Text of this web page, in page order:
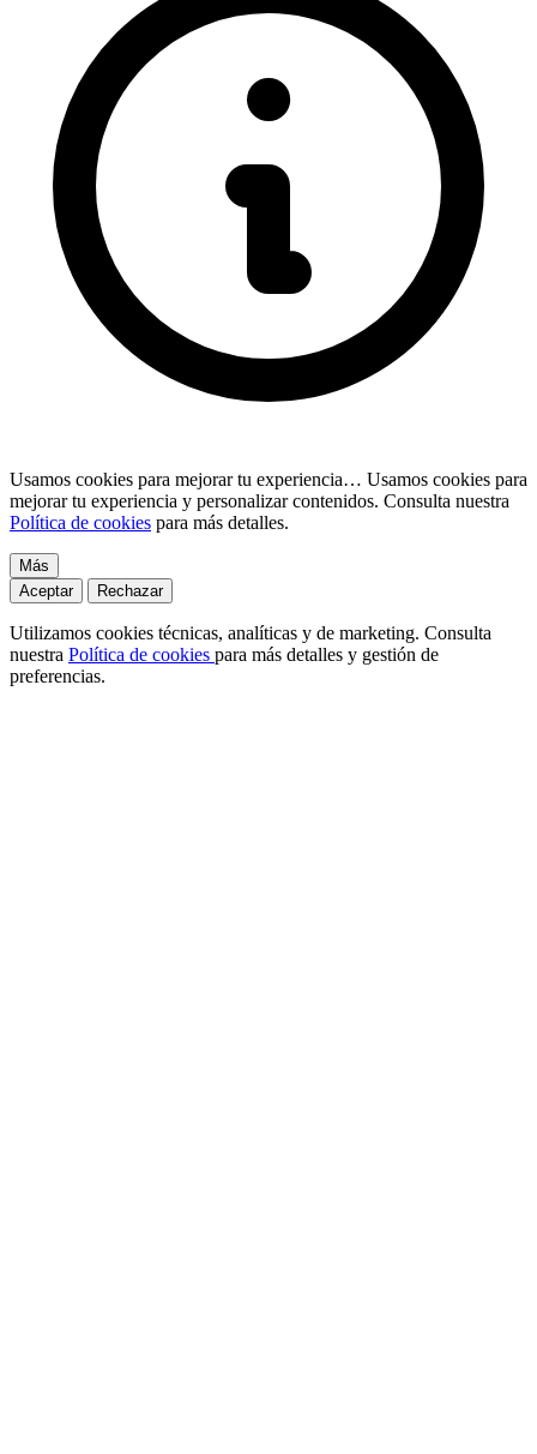
Usamos cookies para mejorar tu experiencia… Usamos cookies para
mejorar tu experiencia y personalizar contenidos. Consulta nuestra
Política de cookies para más detalles.
Más
Aceptar
Rechazar
Utilizamos cookies técnicas, analíticas y de marketing. Consulta
nuestra Política de cookies para más detalles y gestión de
preferencias.